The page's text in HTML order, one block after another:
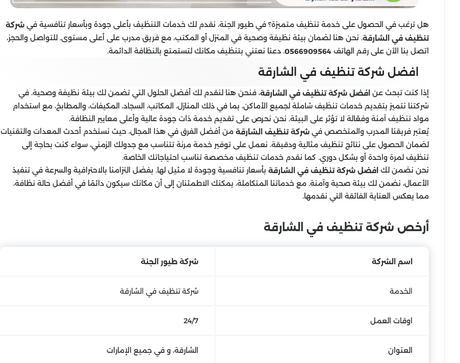
هل ترغب في الحصول على خدمة تنظيف متميزة؟ في طيور الجنة، نقدم لك خدمات التنظيف بأعلى جودة وبأسعار تنافسية في شركة
تنظيف في الشارقة. نحن هنا لضمان بيئة نظيفة وصحية في المنزل أو المكتب، مع فريق مدرب على أعلى مستوى. للتواصل والحجز،
اتصل بنا الآن على رقم الهاتف 0566909564. دعنا نعتني بتنظيف مكانك لتستمتع بالنظافة الدائمة.
افضل شركة تنظيف في الشارقة
إذا كنت تبحث عن افضل شركة تنظيف في الشارقة، فنحن هنا لنقدم لك أفضل الحلول التي تضمن لك بيئة نظيفة وصحية. في
شركتنا نتميز بتقديم خدمات تنظيف شاملة لجميع الأماكن، بما في ذلك المنازل، المكاتب، السجاد، المكيفات، والمطابخ، مع استخدام
مواد تنظيف آمنة وفعّالة لا تؤثر على البيئة. نحن نحرص على تقديم خدمة ذات جودة عالية وأعلى معايير النظافة.
يُعتبر فريقنا المدرب والمتخصص في شركة تنظيف الشارقة من أفضل الفرق في هذا المجال، حيث نستخدم أحدث المعدات والتقنيات
لضمان الحصول على نتائج تنظيف مثالية ودقيقة. نعمل على توفير خدمة مرنة تتناسب مع جدولك الزمني، سواء كنت بحاجة إلى
تنظيف لمرة واحدة أو بشكل دوري. كما نقدم خدمات تنظيف مخصصة تناسب احتياجاتك الخاصة.
نحن نضمن لك افضل شركة تنظيف في الشارقة بأسعار تنافسية وجودة لا مثيل لها. بفضل التزامنا بالاحترافية والسرعة في تنفيذ
الأعمال، نضمن لك بيئة صحية وآمنة. مع خدماتنا المتكاملة، يمكنك الاطمئنان إلى أن مكانك سيكون دائمًا في أفضل حالة نظافة،
مما يعكس العناية الفائقة التي نقدمها.
أرخص شركة تنظيف في الشارقة
اسم الشركة شركة طيور الجنة
الخدمة شركة تنظيف في الشارقة
اوقات العمل 24/7
العنوان الشارقة، و في جميع الإمارات